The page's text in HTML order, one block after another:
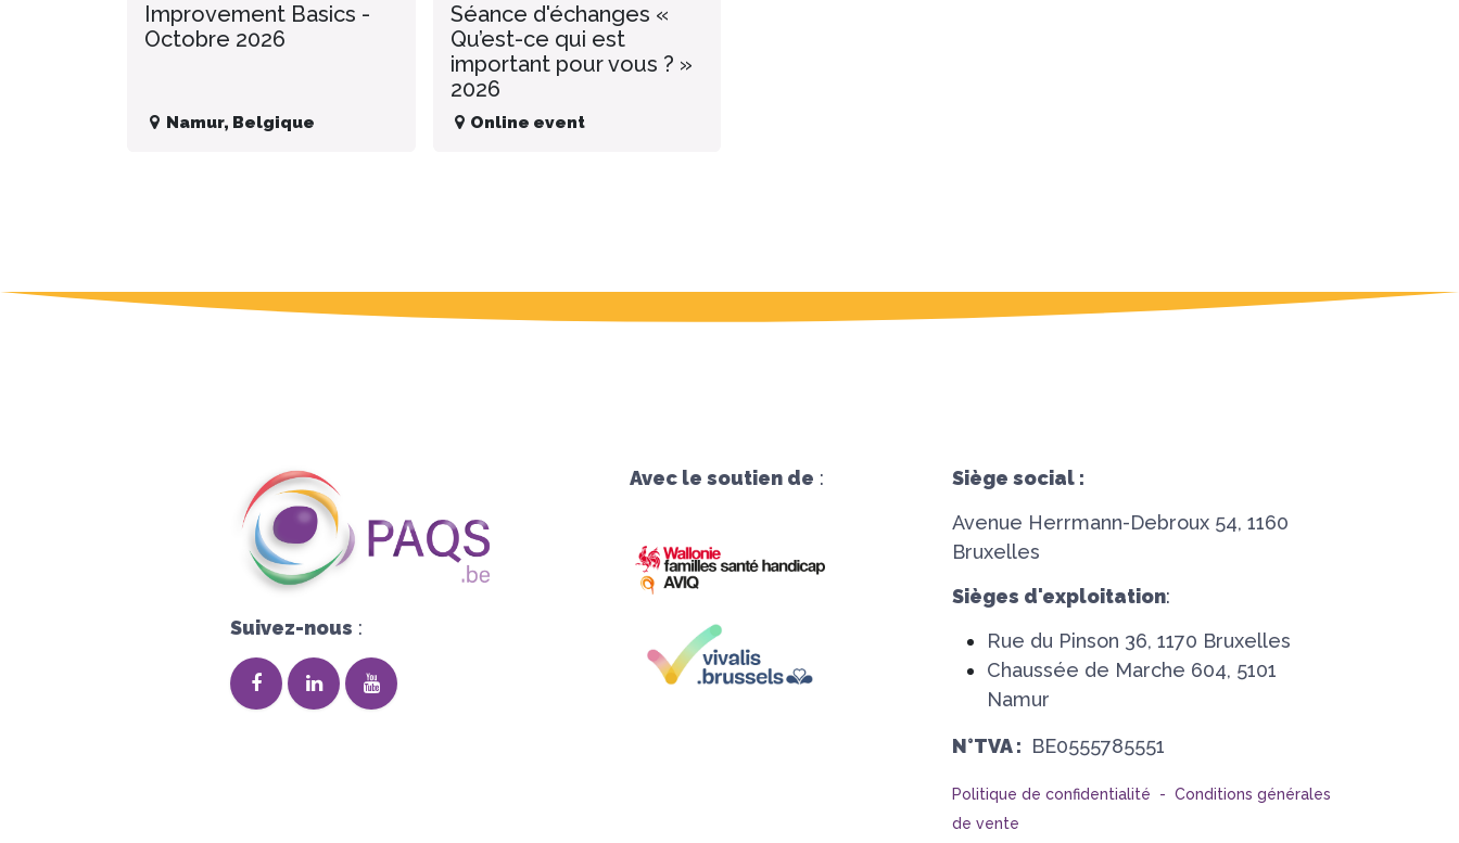
Improvement Basics -
Octobre 2026
Namur, Belgique
Séance d'échanges «
Qu’est-ce qui est
important pour vous ? »
2026
Online event
Suivez-nous :
Avec le soutien de :
Siège social :
Avenue Herrmann-Debroux 54, 1160
Bruxelles
Sièges d'exploitation:
Rue du Pinson 36, 1170 Bruxelles
Chaussée de Marche 604, 5101
Namur
N°TVA : BE0555785551
Politique de confidentialité - Conditions générales
de vente